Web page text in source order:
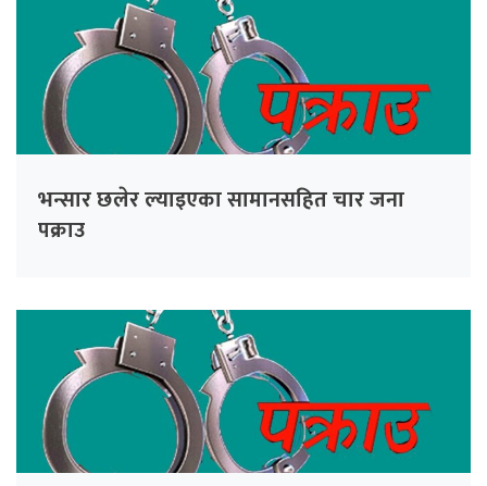
भन्सार छलेर ल्याइएका सामानसहित चार जना
पक्राउ